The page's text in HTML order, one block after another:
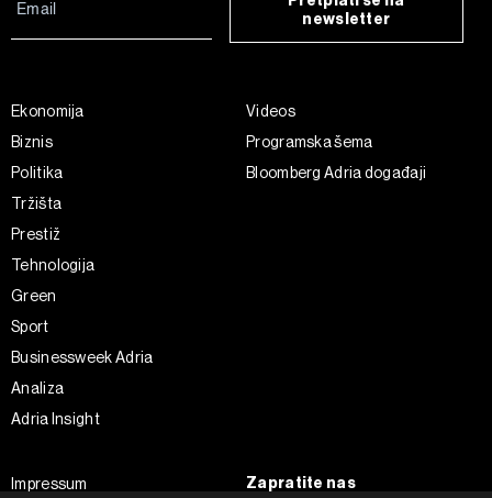
newsletter
Ekonomija
Biznis
Politika
Tržišta
Prestiž
Tehnologija
Green
Sport
Businessweek Adria
Analiza
Adria Insight
Videos
Programska šema
Bloomberg Adria događaji
Impressum
Zapratite nas